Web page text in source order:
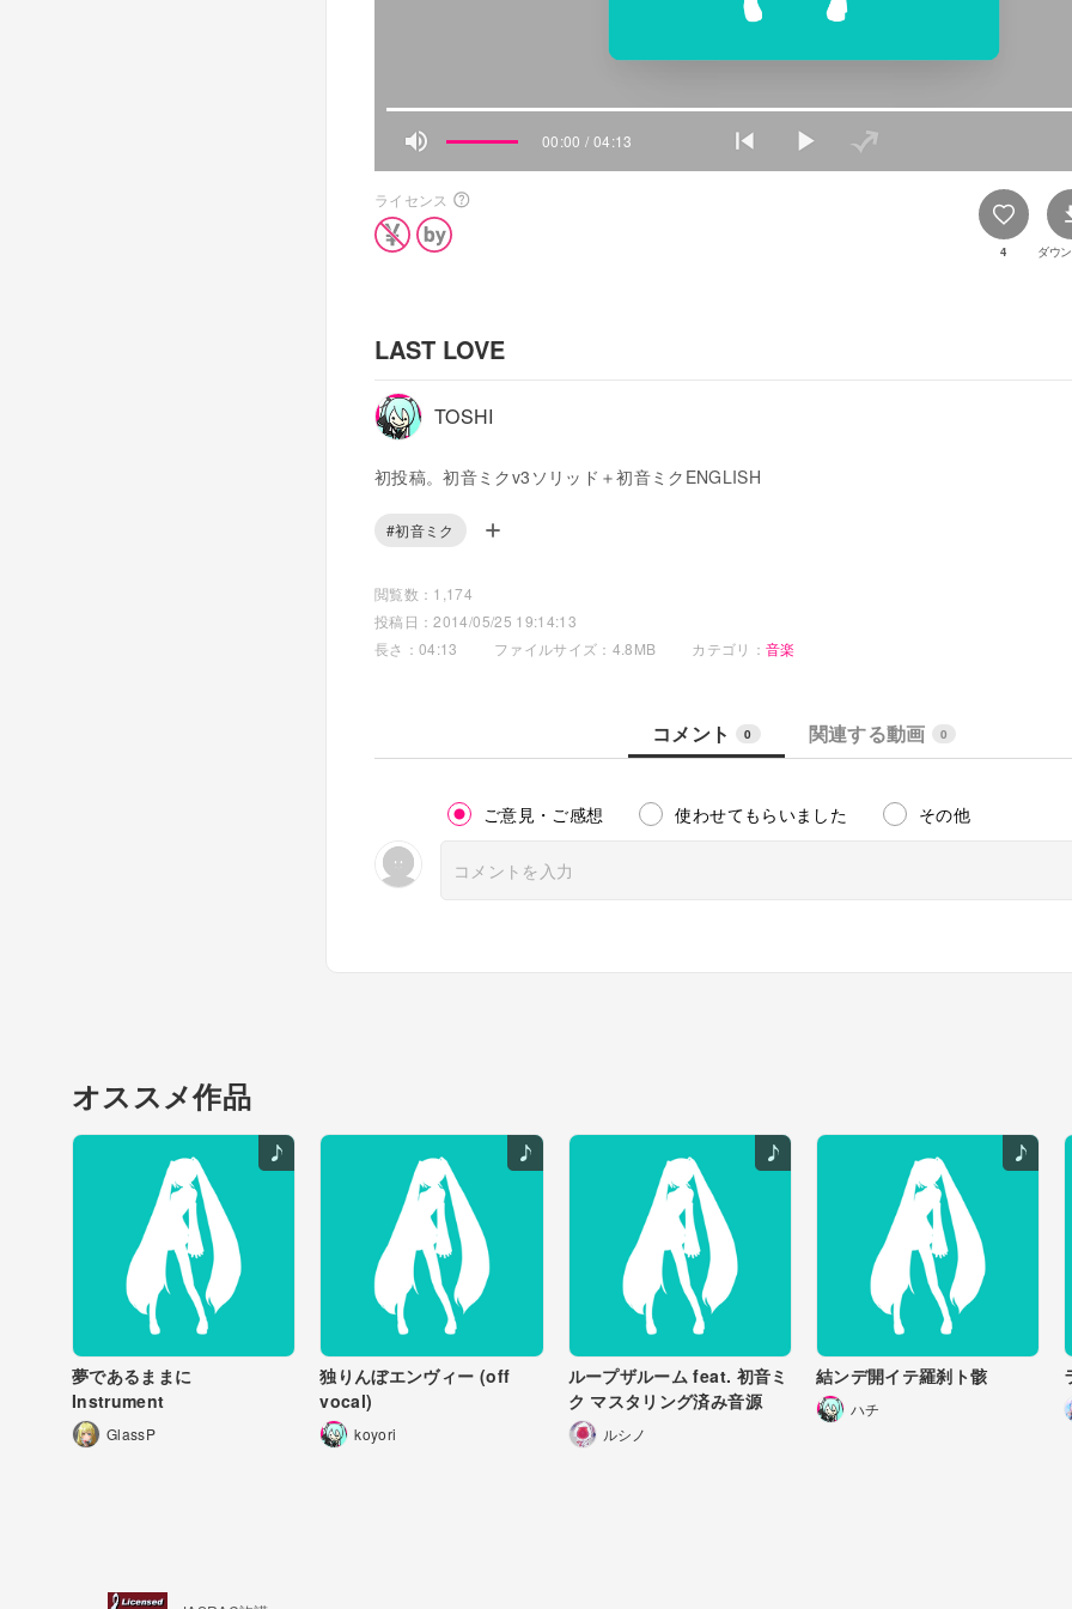
00:00 / 04:13
ライセンス
4 ダウ
LAST LOVE
TOSHI
初投稿。初音ミクv3ソリッド＋初音ミクENGLISH
#初音ミク
閲覧数：1,174
投稿日：2014/05/25 19:14:13
長さ：04:13
ファイルサイズ：4.8MB カテゴリ：音楽
コメント 0 関連する動画 0
ご意見・ご感想 使わせてもらいました その他
オススメ作品
夢であるままに
Instrument
GlassP
独りんぼエンヴィー (off
vocal)
koyori
ループザルーム feat. 初音ミ
ク マスタリング済み音源
ルシノ
結ンデ開イテ羅刹ト骸
ハチ